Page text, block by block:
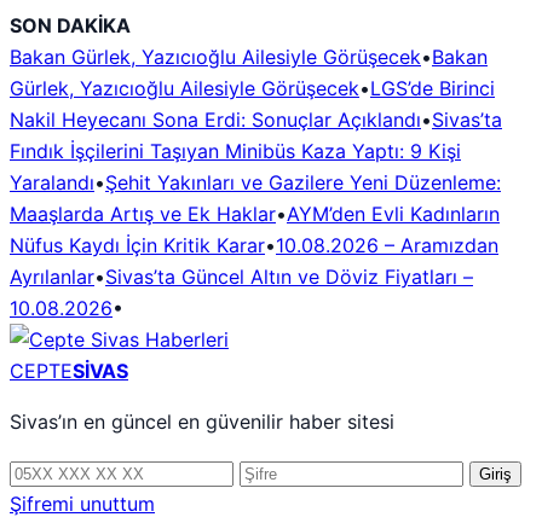
İçeriğe
geç
SON DAKİKA
Bakan Gürlek, Yazıcıoğlu Ailesiyle Görüşecek•Bakan
Gürlek, Yazıcıoğlu Ailesiyle Görüşecek•LGS’de Birinci
Nakil Heyecanı Sona Erdi: Sonuçlar Açıklandı•Sivas’ta
Fındık İşçilerini Taşıyan Minibüs Kaza Yaptı: 9 Kişi
Yaralandı•Şehit Yakınları ve Gazilere Yeni Düzenleme:
Maaşlarda Artış ve Ek Haklar•AYM’den Evli Kadınların
Nüfus Kaydı İçin Kritik Karar•10.08.2026 – Aramızdan
Ayrılanlar•Sivas’ta Güncel Altın ve Döviz Fiyatları –
10.08.2026•
CEPTESİVAS
Sivas’ın en güncel en güvenilir haber sitesi
Telefon
numarası
Şifre Giriş
Şifremi unuttum